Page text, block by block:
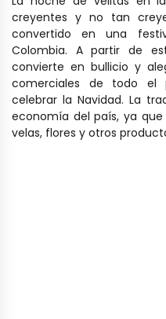
creyentes y no tan
convertido en una
Colombia. A partir de
convierte en bullicio y
comerciales de todo el
celebrar la Navidad. La
economía del país, ya
velas, flores y otros